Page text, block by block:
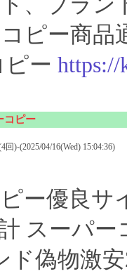
ピー商品
ピー https://
コピー
回)-(2025/04/16(Wed) 15:04:36)
ー優良サ
スーパ
ド偽物激